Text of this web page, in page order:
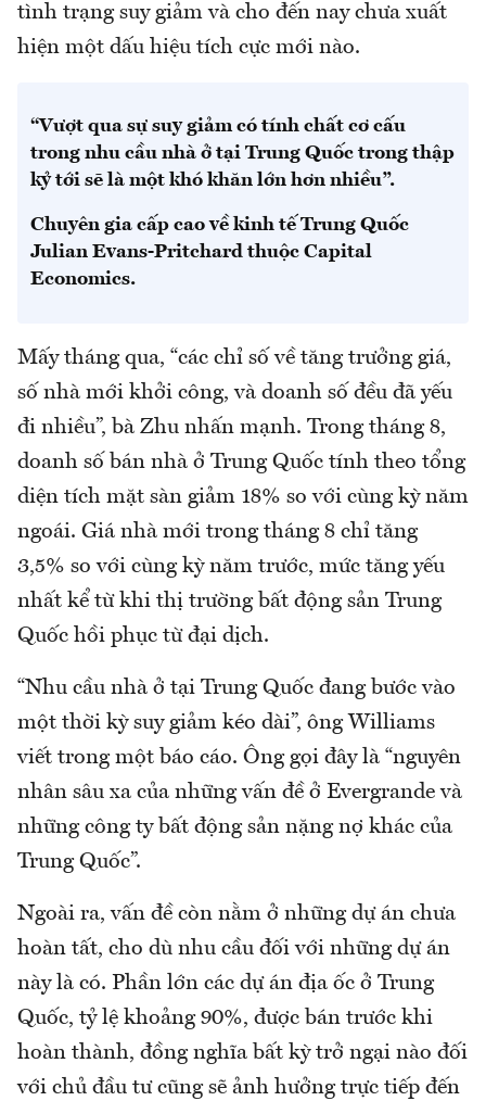
tình trạng suy giảm và cho đến nay chưa xuất
hiện một dấu hiệu tích cực mới nào.
“Vượt qua sự suy giảm có tính chất cơ cấu
trong nhu cầu nhà ở tại Trung Quốc trong thập
kỷ tới sẽ là một khó khăn lớn hơn nhiều”.
Chuyên gia cấp cao về kinh tế Trung Quốc
Julian Evans-Pritchard thuộc Capital
Economics.
Mấy tháng qua, “các chỉ số về tăng trưởng giá,
số nhà mới khởi công, và doanh số đều đã yếu
đi nhiều”, bà Zhu nhấn mạnh. Trong tháng 8,
doanh số bán nhà ở Trung Quốc tính theo tổng
diện tích mặt sàn giảm 18% so với cùng kỳ năm
ngoái. Giá nhà mới trong tháng 8 chỉ tăng
3,5% so với cùng kỳ năm trước, mức tăng yếu
nhất kể từ khi thị trường bất động sản Trung
Quốc hồi phục từ đại dịch.
“Nhu cầu nhà ở tại Trung Quốc đang bước vào
một thời kỳ suy giảm kéo dài”, ông Williams
viết trong một báo cáo. Ông gọi đây là “nguyên
nhân sâu xa của những vấn đề ở Evergrande và
những công ty bất động sản nặng nợ khác của
Trung Quốc”.
Ngoài ra, vấn đề còn nằm ở những dự án chưa
hoàn tất, cho dù nhu cầu đối với những dự án
này là có. Phần lớn các dự án địa ốc ở Trung
Quốc, tỷ lệ khoảng 90%, được bán trước khi
hoàn thành, đồng nghĩa bất kỳ trở ngại nào đối
với chủ đầu tư cũng sẽ ảnh hưởng trực tiếp đến